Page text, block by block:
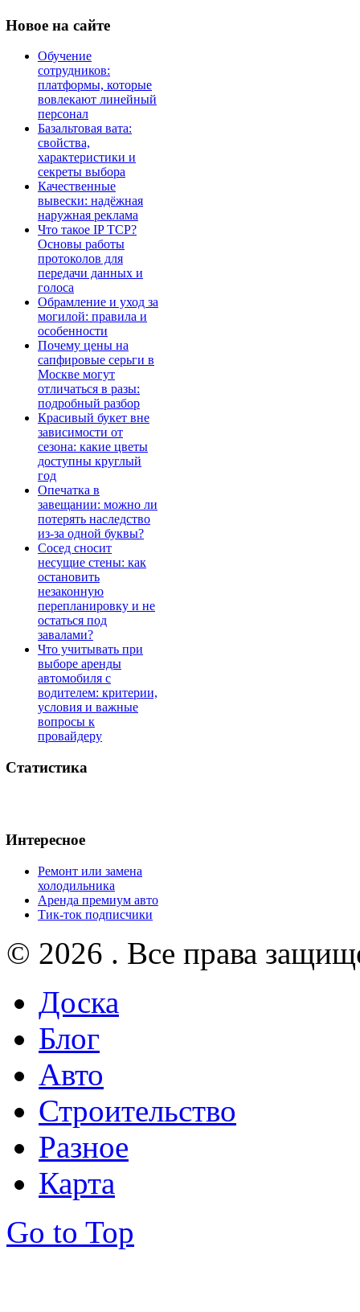
Новое на сайте
Обучение
сотрудников:
платформы, которые
вовлекают линейный
персонал
Базальтовая вата:
свойства,
характеристики и
секреты выбора
Качественные
вывески: надёжная
наружная реклама
Что такое IP TCP?
Основы работы
протоколов для
передачи данных и
голоса
Обрамление и уход за
могилой: правила и
особенности
Почему цены на
сапфировые серьги в
Москве могут
отличаться в разы:
подробный разбор
Красивый букет вне
зависимости от
сезона: какие цветы
доступны круглый
год
Опечатка в
завещании: можно ли
потерять наследство
из-за одной буквы?
Сосед сносит
несущие стены: как
остановить
незаконную
перепланировку и не
остаться под
завалами?
Что учитывать при
выборе аренды
автомобиля с
водителем: критерии,
условия и важные
вопросы к
провайдеру
Статистика
Интересное
Ремонт или замена
холодильника
Аренда премиум авто
Тик-ток подписчики
© 2026 . Все права
Доска
Блог
Авто
Строительство
Разное
Карта
Go to Top